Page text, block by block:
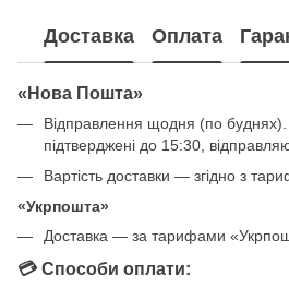
Доставка Оплата
«Нова Пошта»
Відправлення щодня (по
підтверджені до 15:30,
Вартість доставки — згідно з
«Укрпошта»
Доставка — за тарифами
💳 Способи оплати: